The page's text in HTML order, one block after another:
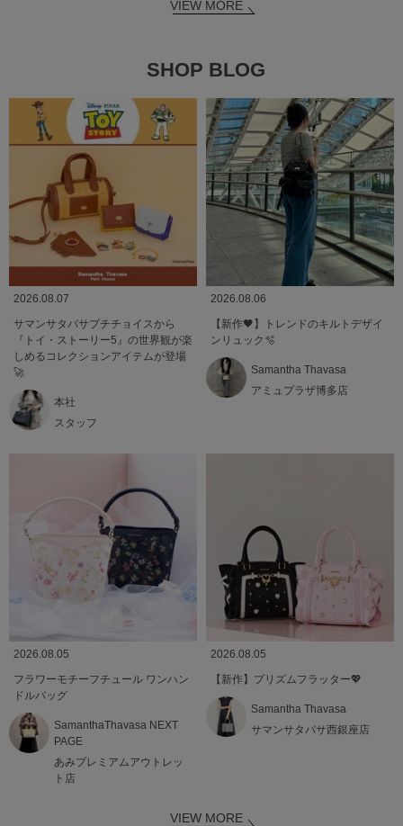
VIEW MORE
SHOP BLOG
2026.08.07
サマンサタバサプチチョイスから
『トイ・ストーリー5』の世界観が楽
しめるコレクションアイテムが登場
🚀
本社
スタッフ
2026.08.06
【新作🖤】トレンドのキルトデザイ
ンリュック🫧
Samantha Thavasa
アミュプラザ博多店
2026.08.05
フラワーモチーフチュール ワンハン
ドルバッグ
SamanthaThavasa NEXT
PAGE
あみプレミアムアウトレッ
ト店
2026.08.05
【新作】プリズムフラッター💖
Samantha Thavasa
サマンサタバサ西銀座店
VIEW MORE